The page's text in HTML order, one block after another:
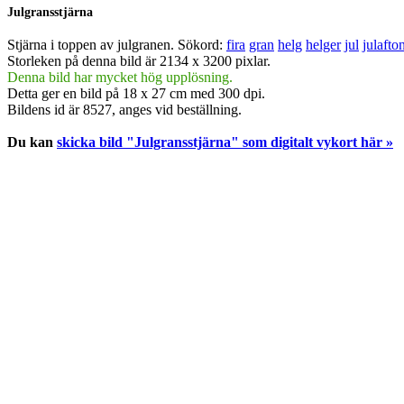
Julgransstjärna
Stjärna i toppen av julgranen. Sökord: fira gran helg helger jul julafton
Storleken på denna bild är 2134 x 3200 pixlar.
Denna bild har mycket hög upplösning.
Detta ger en bild på 18 x 27 cm med 300 dpi.
Bildens id är 8527, anges vid beställning.
Du kan skicka bild "Julgransstjärna" som digitalt vykort här »